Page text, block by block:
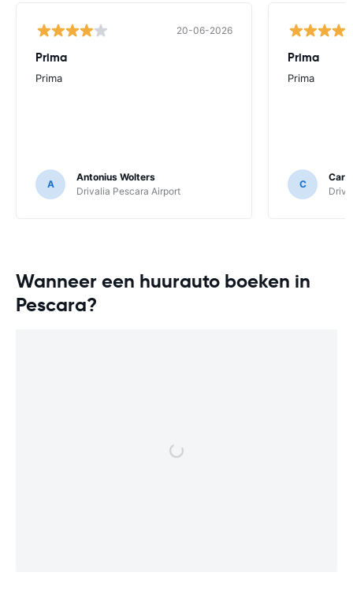
20-06-2026
Prima
Prima
A
Antonius Wolters
Drivalia Pescara Airport
Prima
Prima
C
Wanneer een huurauto boeken in
Pescara?